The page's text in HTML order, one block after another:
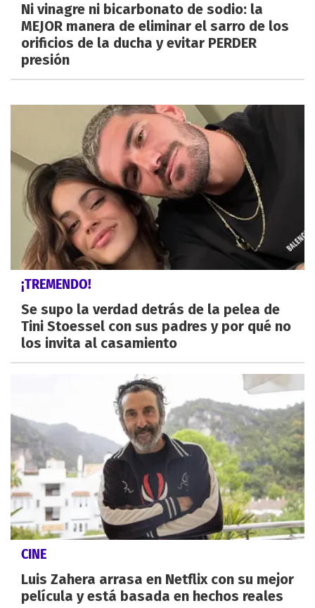
Ni vinagre ni bicarbonato de sodio: la
MEJOR manera de eliminar el sarro de los
orificios de la ducha y evitar PERDER
presión
¡TREMENDO!
Se supo la verdad detrás de la pelea de
Tini Stoessel con sus padres y por qué no
los invita al casamiento
CINE
Luis Zahera arrasa en Netflix con su mejor
película y está basada en hechos reales